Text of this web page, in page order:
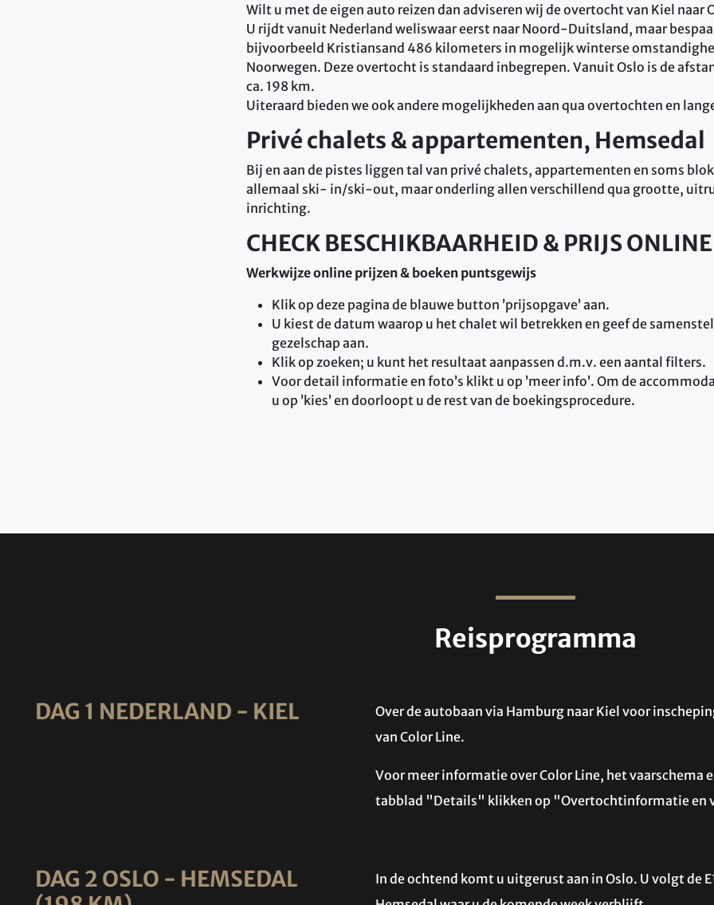
Wilt u met de eigen auto reizen dan adviseren wij de overtocht van Kiel naar
U rijdt vanuit Nederland weliswaar eerst naar Noord-Duitsland, maar
bijvoorbeeld Kristiansand 486 kilometers in mogelijk winterse
Noorwegen. Deze overtocht is standaard inbegrepen. Vanuit Oslo is de
ca. 198 km.
Uiteraard bieden we ook andere mogelijkheden aan qua overtochten en
Privé chalets & appartementen, Hemsedal
Bij en aan de pistes liggen tal van privé chalets, appartementen en soms
allemaal ski- in/ski-out, maar onderling allen verschillend qua grootte,
inrichting.
CHECK BESCHIKBAARHEID & PRIJS ONLINE
Werkwijze online prijzen & boeken puntsgewijs
Klik op deze pagina de blauwe button ’prijsopgave’ aan.
U kiest de datum waarop u het chalet wil betrekken en geef de
gezelschap aan.
Klik op zoeken; u kunt het resultaat aanpassen d.m.v. een aantal filters.
Voor detail informatie en foto’s klikt u op ’meer info’. Om de
u op ’kies’ en doorloopt u de rest van de boekingsprocedure.
Reisprogramma
DAG 1 NEDERLAND - KIEL
Over de autobaan via Hamburg naar Kiel voor
van Color Line.
Voor meer informatie over Color Line, het
tabblad "Details" klikken op "Overtochtinformatie en
DAG 2 OSLO - HEMSEDAL
In de ochtend komt u uitgerust aan in Oslo. U volgt de